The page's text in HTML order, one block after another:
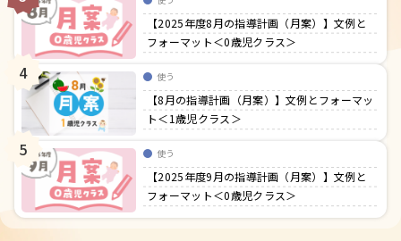
【2025年度8月の指導計画（月案）】文例と
フォーマット＜0歳児クラス＞
4 使う
【8月の指導計画（月案）】文例とフォーマッ
ト＜1歳児クラス＞
5 使う
【2025年度9月の指導計画（月案）】文例と
フォーマット＜0歳児クラス＞